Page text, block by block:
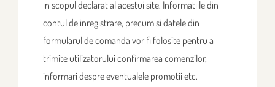
in scopul declarat al acestui site. Informatiile din
contul de inregistrare, precum si datele din
formularul de comanda vor fi folosite pentru a
trimite utilizatorului confirmarea comenzilor,
informari despre eventualele promotii etc.